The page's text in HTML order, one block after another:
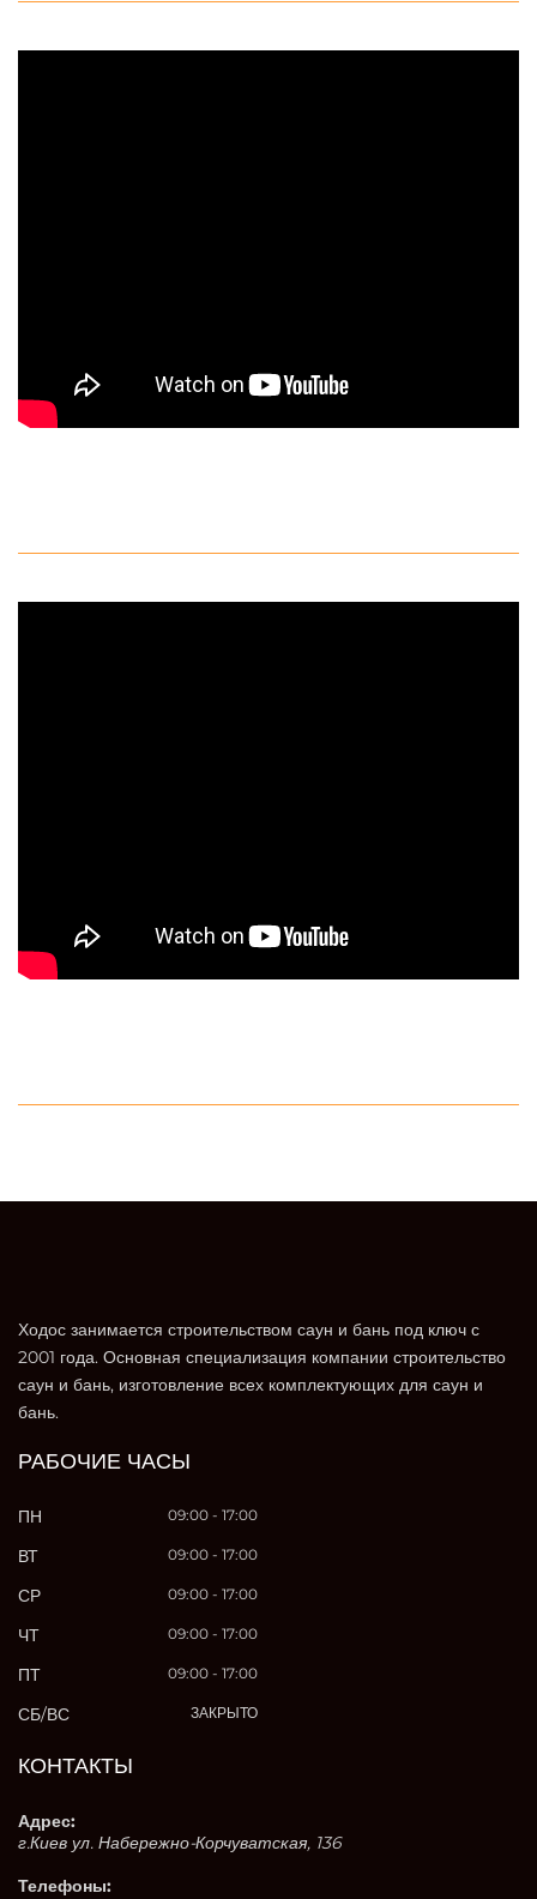
Ходос занимается строительством саун и бань под ключ с
2001 года. Основная специализация компании строительство
саун и бань, изготовление всех комплектующих для саун и
бань.
РАБОЧИЕ ЧАСЫ
ПН 09:00 - 17:00
ВТ 09:00 - 17:00
СР 09:00 - 17:00
ЧТ 09:00 - 17:00
ПТ 09:00 - 17:00
СБ/ВС ЗАКРЫТО
КОНТАКТЫ
Адрес:
г.Киев ул. Набережно-Корчуватская, 136
Телефоны: